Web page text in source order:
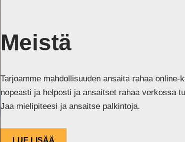
Meistä
Tarjoamme mahdollisuuden ansaita rahaa
nopeasti ja helposti ja ansaitset rahaa verkossa
Jaa mielipiteesi ja ansaitse palkintoja.